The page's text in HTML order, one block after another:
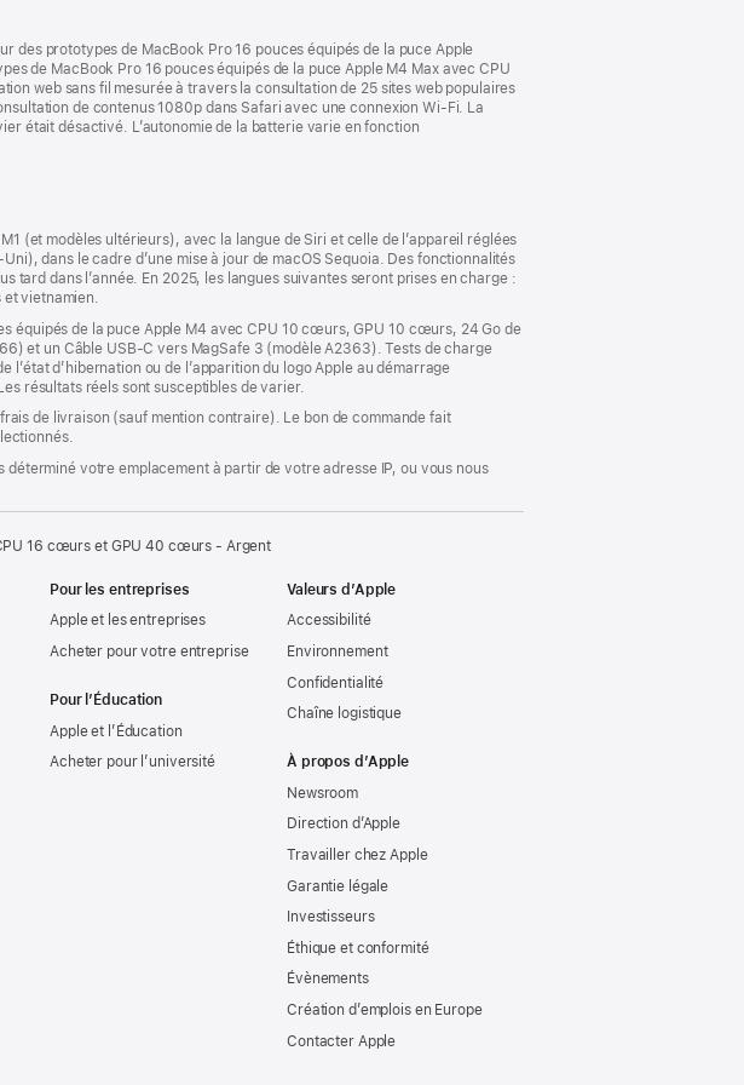
des prototypes de MacBook Pro 16 pouces équipés de la puce Apple
de MacBook Pro 16 pouces équipés de la puce Apple M4 Max avec CPU
web sans fil mesurée à travers la consultation de 25 sites web populaires
de contenus 1080p dans Safari avec une connexion Wi-Fi. La
était désactivé. L’autonomie de la batterie varie en fonction
(et modèles ultérieurs), avec la langue de Siri et celle de l’appareil réglées
dans le cadre d’une mise à jour de macOS Sequoia. Des fonctionnalités
tard dans l’année. En 2025, les langues suivantes seront prises en charge :
vietnamien.
équipés de la puce Apple M4 avec CPU 10 cœurs, GPU 10 cœurs, 24 Go de
et un Câble USB-C vers MagSafe 3 (modèle A2363). Tests de charge
d’hibernation ou de l’apparition du logo Apple au démarrage
résultats réels sont susceptibles de varier.
de livraison (sauf mention contraire). Le bon de commande fait
votre emplacement à partir de votre adresse IP, ou vous nous
16 cœurs et GPU 40 cœurs - Argent
Pour les entreprises
Apple et les entreprises
Acheter pour votre entreprise
Pour l’Éducation
Apple et l’Éducation
Acheter pour l’université
Valeurs d’Apple
Accessibilité
Environnement
Confidentialité
Chaîne logistique
À propos d’Apple
Newsroom
Direction d’Apple
Travailler chez Apple
Garantie légale
Investisseurs
Éthique et conformité
Évènements
Création d’emplois en Europe
Contacter Apple